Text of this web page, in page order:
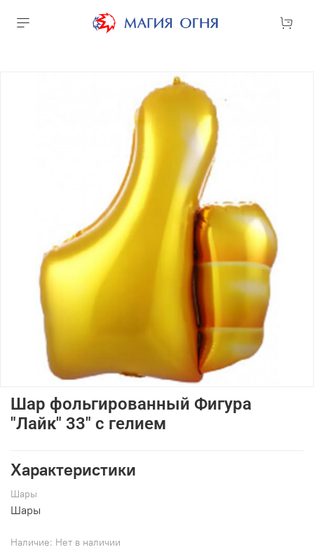
Наличие: Нет в наличии
Шар фольгированный Фигура
"Лайк" 33" с гелием
Характеристики
Шары
Шары